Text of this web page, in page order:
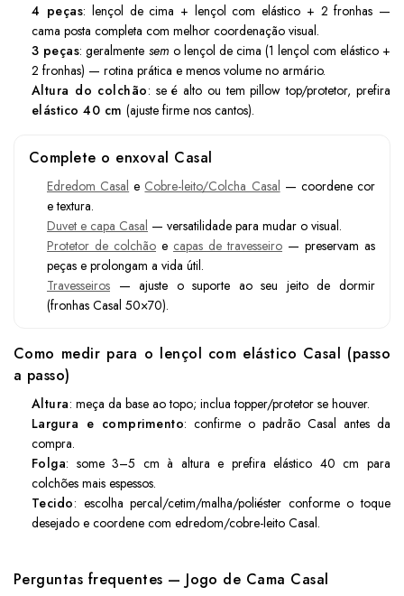
4 peças: lençol de cima + lençol com elástico + 2 fronhas —
cama posta completa com melhor coordenação visual.
3 peças: geralmente sem o lençol de cima (1 lençol com elástico +
2 fronhas) — rotina prática e menos volume no armário.
Altura do colchão: se é alto ou tem pillow top/protetor, prefira
elástico 40 cm (ajuste firme nos cantos).
Complete o enxoval Casal
Edredom Casal e Cobre-leito/Colcha Casal — coordene cor
e textura.
Duvet e capa Casal — versatilidade para mudar o visual.
Protetor de colchão e capas de travesseiro — preservam as
peças e prolongam a vida útil.
Travesseiros — ajuste o suporte ao seu jeito de dormir
(fronhas Casal 50×70).
Como medir para o lençol com elástico Casal (passo
a passo)
Altura: meça da base ao topo; inclua topper/protetor se houver.
Largura e comprimento: confirme o padrão Casal antes da
compra.
Folga: some 3–5 cm à altura e prefira elástico 40 cm para
colchões mais espessos.
Tecido: escolha percal/cetim/malha/poliéster conforme o toque
desejado e coordene com edredom/cobre-leito Casal.
Perguntas frequentes — Jogo de Cama Casal